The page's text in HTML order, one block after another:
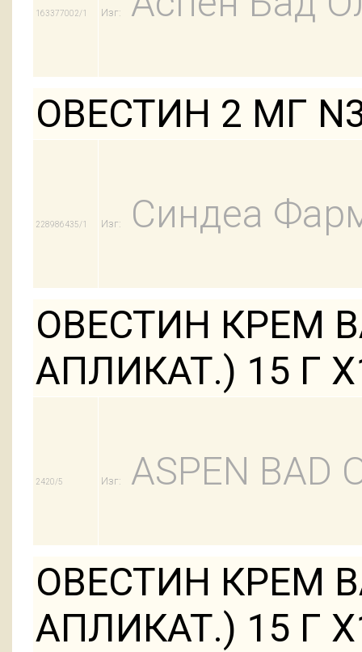
163377002/1 Изг:
ОВЕСТИН 2 МГ
228986435/1 Изг: Синдеа
ОВЕСТИН КРЕМ
АПЛИКАТ.) 15 Г
2420/5 Изг: ASPEN BAD
ОВЕСТИН КРЕМ
АПЛИКАТ.) 15 Г